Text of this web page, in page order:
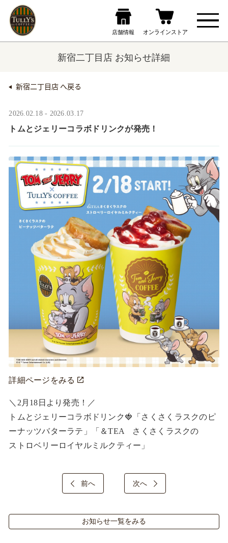
新宿二丁目店 お知らせ詳細
新宿二丁目店 へ戻る
2026.02.18 - 2026.03.17
トムとジェリーコラボドリンクが発売！
詳細ページをみる
＼2月18日より発売！／
トムとジェリーコラボドリンク🍓「さくさくラスクのピ
ーナッツバターラテ」「＆TEA　さくさくラスクの
ストロベリーロイヤルミルクティー」
前へ 次へ
お知らせ一覧をみる